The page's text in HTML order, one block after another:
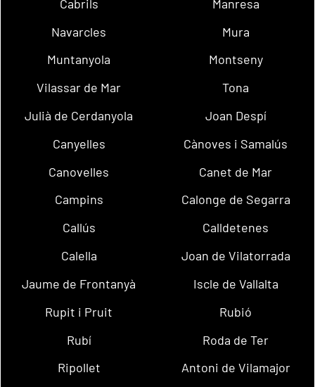
Cabrils
Manresa
Navarcles
Mura
Muntanyola
Montseny
Vilassar de Mar
Tona
Julià de Cerdanyola
Joan Despí
Canyelles
Cànoves i Samalús
Canovelles
Canet de Mar
Campins
Calonge de Segarra
Callús
Calldetenes
Calella
Joan de Vilatorrada
Jaume de Frontanyà
Iscle de Vallalta
Rupit i Pruit
Rubió
Rubí
Roda de Ter
Ripollet
Antoni de Vilamajor